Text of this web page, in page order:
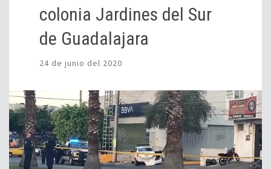
colonia Jardines del Sur
de Guadalajara
24 de junio del 2020